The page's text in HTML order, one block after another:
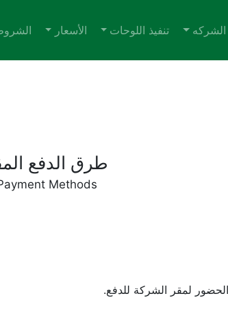
تنفيذ اللوحات الأسعار
طرق الدفع
Methods
لمقر الشركة للدفع.